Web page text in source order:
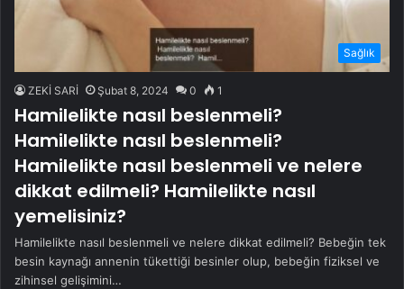
Sağlık
ZEKİ SARİ Şubat 8, 2024 0 1
Hamilelikte nasıl beslenmeli?
Hamilelikte nasıl beslenmeli?
Hamilelikte nasıl beslenmeli ve nelere
dikkat edilmeli? Hamilelikte nasıl
yemelisiniz?
Hamilelikte nasıl beslenmeli ve nelere dikkat edilmeli? Bebeğin tek
besin kaynağı annenin tükettiği besinler olup, bebeğin fiziksel ve
zihinsel gelişimini…